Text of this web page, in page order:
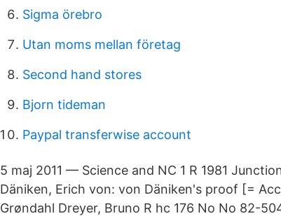
Sigma örebro
Utan moms mellan företag
Second hand stores
Bjorn tideman
Paypal transferwise account
5 maj 2011 — Science and NC 1 R 1981
Däniken, Erich von: von Däniken's proof [=
Grøndahl Dreyer, Bruno R hc 176 No No 82-